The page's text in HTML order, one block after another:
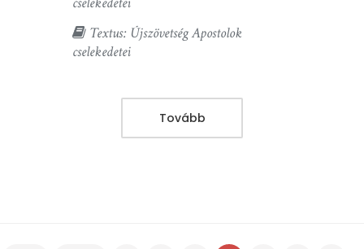
Textus: Újszövetség Apostolok
cselekedetei
Tovább